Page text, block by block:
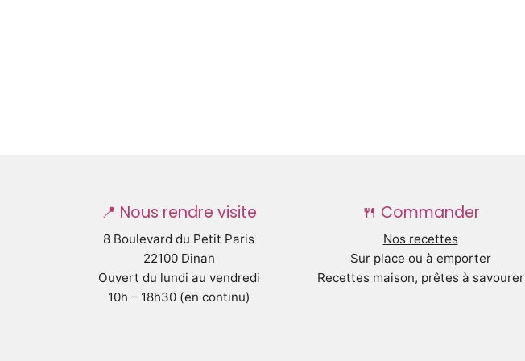
📍 Nous rendre visite
8 Boulevard du Petit Paris
22100 Dinan
Ouvert du lundi au vendredi
10h – 18h30 (en continu)
🍴 Commander
Nos recettes
Sur place ou à emporter
Recettes maison, prêtes à savourer